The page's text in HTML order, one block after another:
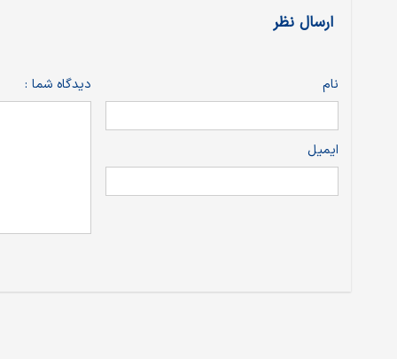
ارسال نظر
نام
ایمیل
دیدگاه شما :